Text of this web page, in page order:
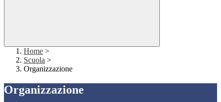
Home >
Scuola >
Organizzazione
Organizzazione